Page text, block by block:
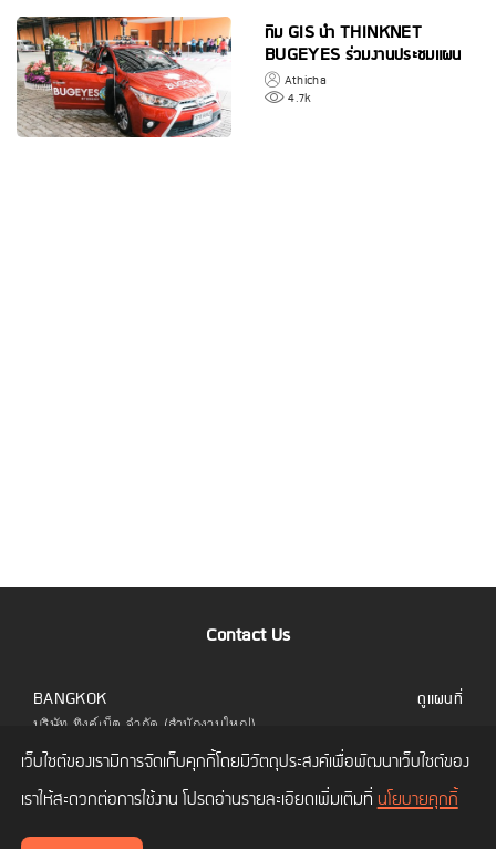
ทีม GIS นำ THINKNET
BUGEYES ร่วมงานประชุมแผน
แม่บทดิจิทัลของเมืองพัทยา
Athicha
4.7k
Contact Us
BANGKOK
บริษัท ทิงค์เน็ต จำกัด (สำนักงานใหญ่)
323 อาคารยูไนเต็ดเซ็นเตอร์ ชั้น 6 ห้อง 601 ถนน
สีลม แขวงสีลม เขตบางรัก กทม. 10500
โทร. 02 480 9990
ดูแผนที่
เว็บไซต์ของเรามีการจัดเก็บคุกกี้โดยมีวัตถุประสงค์เพื่อพัฒนาเว็บไซต์ของ
เราให้สะดวกต่อการใช้งาน โปรดอ่านรายละเอียดเพิ่มเติมที่ นโยบายคุกกี้